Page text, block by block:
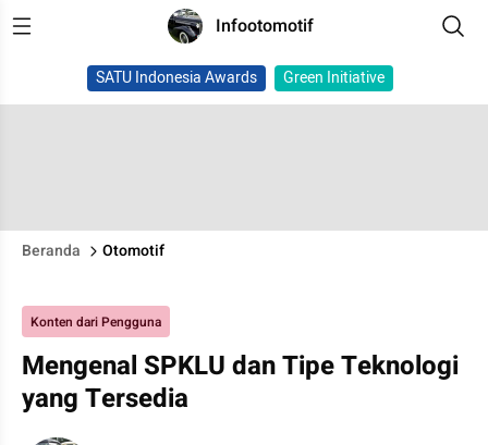
Infootomotif
SATU Indonesia Awards Green Initiative
Beranda Otomotif
Konten dari Pengguna
Mengenal SPKLU dan Tipe Teknologi
yang Tersedia